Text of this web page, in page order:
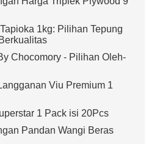
1kg: Pilihan Tepung
Chocomory - Pilihan Oleh-
Viu Premium 1
1 Pack isi 20Pcs
Pandan Wangi Beras